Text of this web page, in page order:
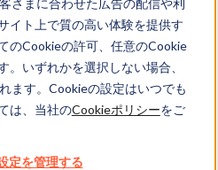
イト上で質の高い体験を提供す
のCookieの許可、任意のCookie
いずれかを選択しない場合、
ます。Cookieの設定はいつでも
は、当社のCookieポリシーをご
定を管理する
年3月5日
けプレミ
CRMが
連携